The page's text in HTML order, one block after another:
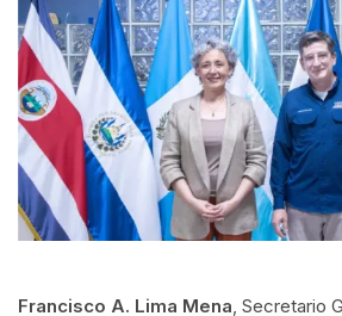
Francisco A. Lima Mena , Secretario